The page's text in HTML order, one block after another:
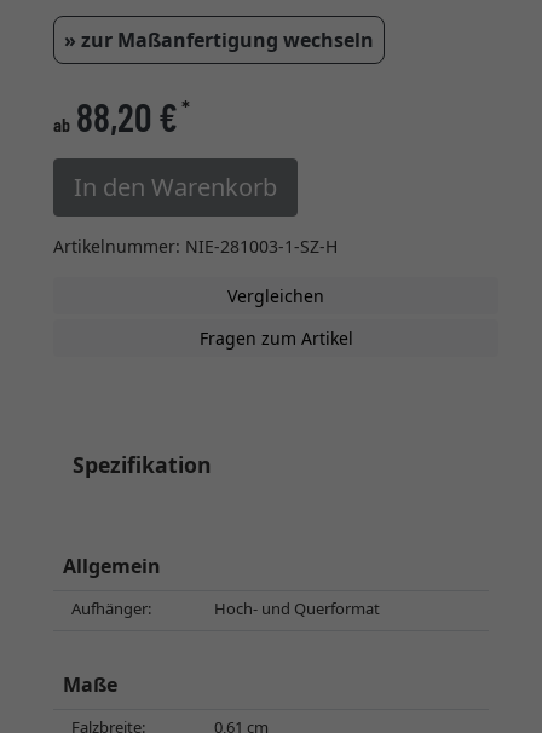
» zur Maßanfertigung wechseln
ab 88,20 €*
In den Warenkorb
Artikelnummer: NIE-281003-1-SZ-H
Vergleichen
Fragen zum Artikel
Spezifikation
Allgemein
Aufhänger: Hoch- und Querformat
Maße
Falzbreite:
0,61 cm